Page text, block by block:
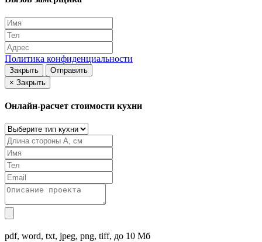
Политика конфиденциальности
Закрыть
Отправить
× Закрыть
Онлайн-расчет стоимости кухни
pdf, word, txt, jpeg, png, tiff, до 10 Мб